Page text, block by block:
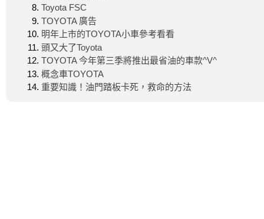
Toyota FSC
TOYOTA 廣告
明年上市的TOYOTA小車參考看看
頭又大了Toyota
TOYOTA 今年第三季將推出最省油的車款^V^
概念車TOYOTA
重要知識！油門踏板卡死，救命的方法